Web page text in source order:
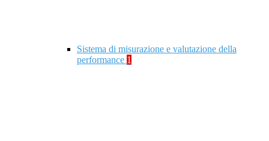
Sistema di misurazione e valutazione della
performance 1